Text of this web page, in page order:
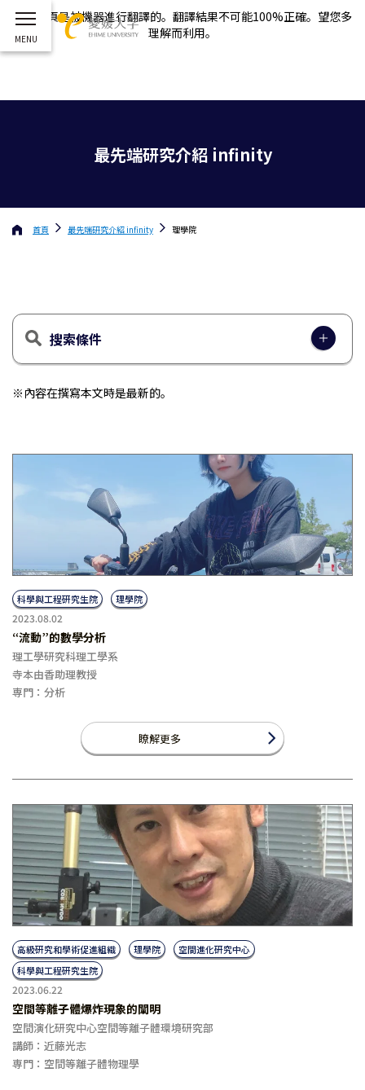
這個網頁是被機器進行翻譯的。翻譯結果不可能100%正確。望您多
理解而利用。
最先端研究介紹 infinity
首頁 最先端研究介紹 infinity 理學院
搜索條件
※內容在撰寫本文時是最新的。
科學與工程研究生院 理學院
2023.08.02
“流動”的數學分析
理工學研究科理工學系
寺本由香助理教授
専門：分析
瞭解更多
高級研究和學術促進組織 理學院
空間進化研究中心
科學與工程研究生院
2023.06.22
空間等離子體爆炸現象的闡明
空間演化研究中心空間等離子體環境研究部
講師：近藤光志
専門：空間等離子體物理學